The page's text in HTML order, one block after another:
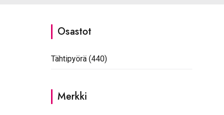
Osastot
Tähtipyörä (440)
Merkki